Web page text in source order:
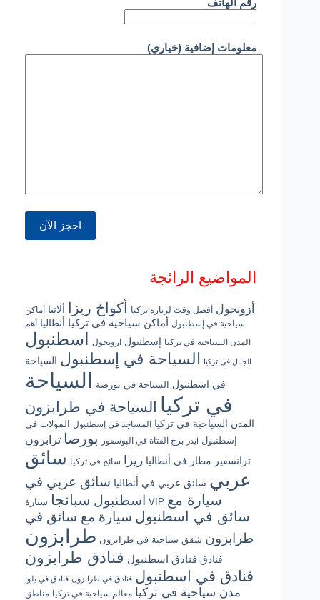
رقم الهاتف
معلومات إضافية (خياري)
المواضيع الرائجة
أزونجول أفضل وقت لزيارة تركيا أكواخ ريزا ألانيا أماكن
سياحية في إسطنبول أماكن سياحية في تركيا أنطاليا أهم
المدن السياحية في تركيا إسطنبول ازونجول اسطنبول
الجبال في تركيا السياحة في إسطنبول السياحة
في اسطنبول السياحة في بورصة السياحة
في تركيا السياحة في طرابزون
المدن السياحية في تركيا المساجد في إسطنبول
المولات في
إسطنبول ايدر برج الفتاة في البوسفور بورصا ترابزون
ترانسفير مطار في أنطاليا ريزا سائح في تركيا سائق
عربي سائق عربي في أنطاليا سائق عربي في
اسطنبول سبانجا سيارة VIP سيارة مع
سائق في اسطنبول سيارة مع سائق في
طرابزون شقق سياحية في طرابزون طرابزون
فنادق فنادق اسطنبول فنادق طرابزون
فنادق في اسطنبول فنادق في طرابزون فنادق في يلوا
مدن سياحية في تركيا معالم سياحية في تركيا مناطق